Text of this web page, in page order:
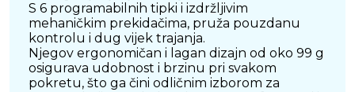
S 6 programabilnih tipki i izdržljivim
mehaničkim prekidačima, pruža pouzdanu
kontrolu i dug vijek trajanja.
Njegov ergonomičan i lagan dizajn od oko 99 g
osigurava udobnost i brzinu pri svakom
pokretu, što ga čini odličnim izborom za